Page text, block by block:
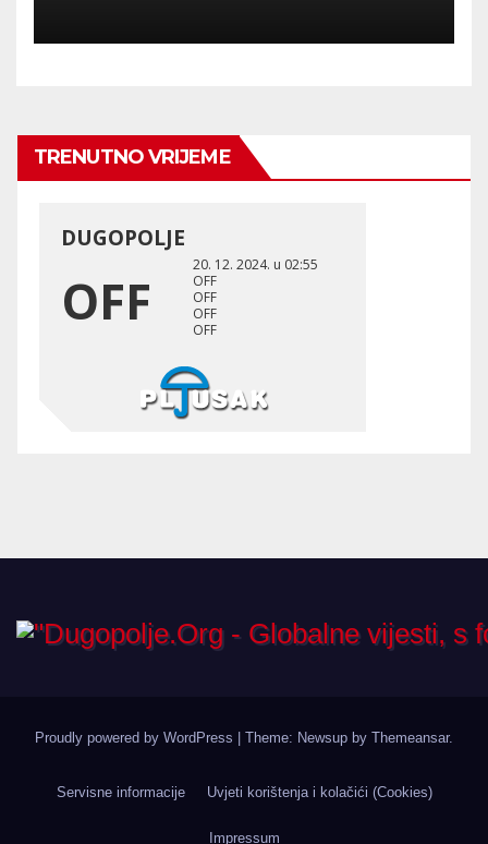
TRENUTNO VRIJEME
Proudly powered by WordPress | Theme: Newsup by Themeansar.
Servisne informacije Uvjeti korištenja i kolačići (Cookies)
Impressum